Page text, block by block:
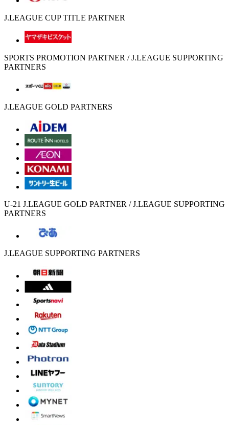
J.LEAGUE CUP TITLE PARTNER
SPORTS PROMOTION PARTNER / J.LEAGUE SUPPORTING
PARTNERS
J.LEAGUE GOLD PARTNERS
U-21 J.LEAGUE GOLD PARTNER / J.LEAGUE SUPPORTING
PARTNERS
J.LEAGUE SUPPORTING PARTNERS